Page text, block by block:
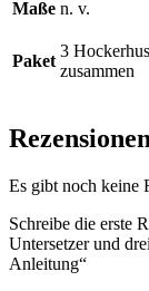
Maße n. v.
Paket
3
zusammen
Es gibt noch keine
Schreibe die erste
Untersetzer und
Anleitung“